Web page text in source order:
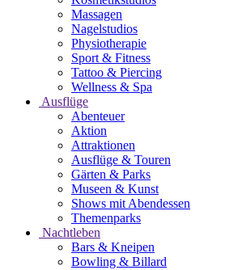
Massagen
Nagelstudios
Physiotherapie
Sport & Fitness
Tattoo & Piercing
Wellness & Spa
Ausflüge
Abenteuer
Aktion
Attraktionen
Ausflüge & Touren
Gärten & Parks
Museen & Kunst
Shows mit Abendessen
Themenparks
Nachtleben
Bars & Kneipen
Bowling & Billard